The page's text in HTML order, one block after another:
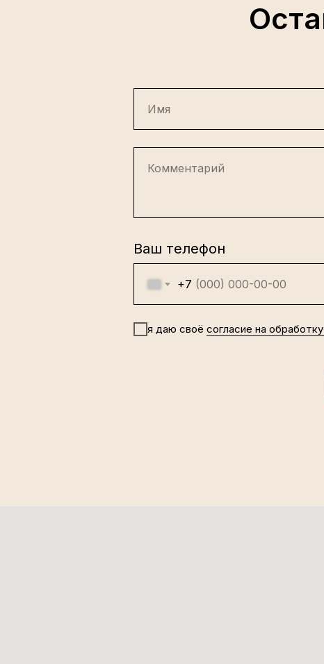
Имя
Комментарий
Ваш телефон
+7
я даю своё согласие на